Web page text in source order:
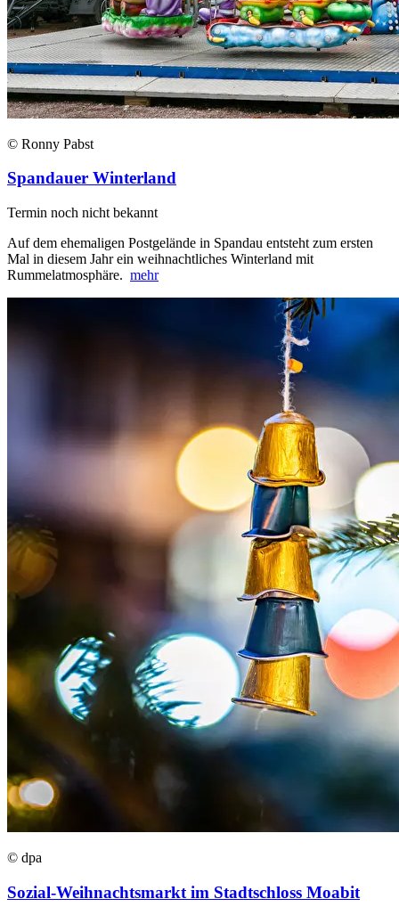
© Ronny Pabst
Spandauer Winterland
Termin noch nicht bekannt
Auf dem ehemaligen Postgelände in Spandau entsteht zum ersten
Mal in diesem Jahr ein weihnachtliches Winterland mit
Rummelatmosphäre. mehr
© dpa
Sozial-Weihnachtsmarkt im Stadtschloss Moabit